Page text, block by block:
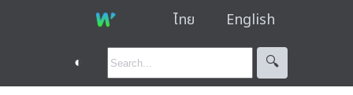
ไทย English
◐ 🔍︎